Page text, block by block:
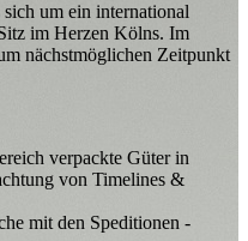
um ein international
im Herzen Kölns. Im
nächstmöglichen Zeitpunkt
verpackte Güter in
von Timelines &
mit den Speditionen -